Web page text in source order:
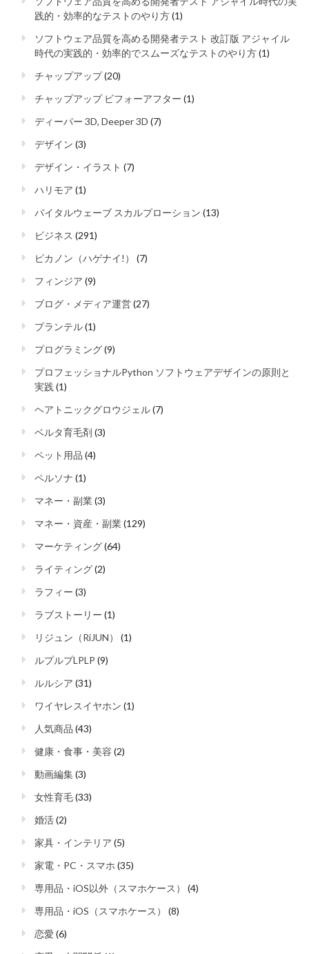
践的・効率的なテストのやり方(1)
ソフトウェア品質を高める開発者テスト 改訂版 アジャイル
時代の実践的・効率的でスムーズなテストのやり方(1)
チャップアップ(20)
チャップアップ ビフォーアフター (1)
ディーパー 3D, Deeper 3D (7)
デザイン (3)
デザイン・イラスト (7)
ハリモア (1)
バイタルウェーブ スカルプローション (13)
ビジネス (291)
ピカノン（ハゲナイ!）
(7)
フィンジア (9)
ブログ・メディア運営(27)
プランテル(1)
プログラミング(9)
プロフェッショナルPython ソフトウェアデザインの原則と
実践(1)
ヘアトニックグロウジェル(7)
ベルタ育毛剤 (3)
ペット用品 (4)
ペルソナ (1)
マネー・副業(3)
マネー・資産・副業(129)
マーケティング(64)
ライティング(2)
ラフィー (3)
ラブストーリー (1)
リジュン（RiJUN）
(1)
ルプルプLPLP (9)
ルルシア (31)
ワイヤレスイヤホン (1)
人気商品 (43)
健康・食事・美容 (2)
動画編集(3)
女性育毛(33)
婚活(2)
家具・インテリア (5)
家電・PC・スマホ (35)
専用品・iOS以外（スマホケース）
(4)
専用品・iOS（スマホケース）
(8)
恋愛 (6)